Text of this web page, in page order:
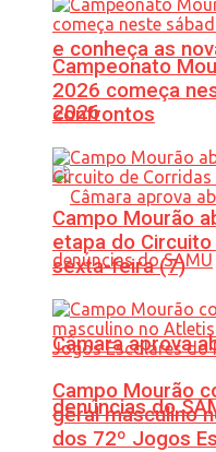
e conheça as
2026
Câmara aprova
denúncias do
Campeonato
2026 começa
confrontos
Campo Mourão
etapa do
sexta-feira (7)
Campo Mourão
geral masculino
dos 72º Jogos